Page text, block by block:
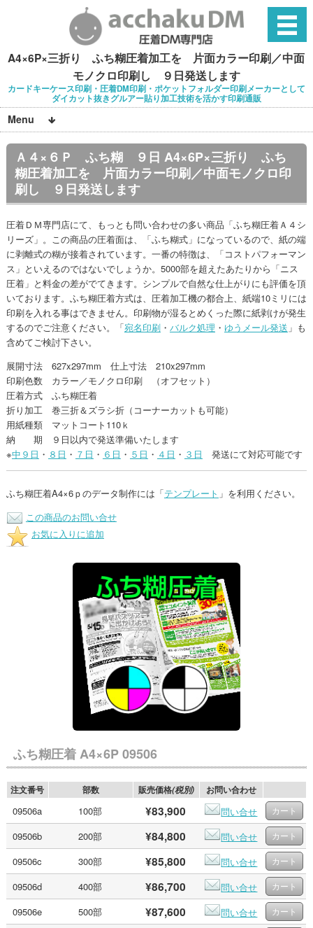
A4×6P×三折り ふち糊圧着加工を 片面カラー印刷／中面
モノクロ印刷し ９日発送します
カードキーケース印刷・圧着DM印刷・ポケットフォルダー印刷メーカーとして
ダイカット抜きグルアー貼り加工技術を活かす印刷通販
Menu
Ａ４×６Ｐ ふち糊 ９日 A4×6P×三折り ふち
糊圧着加工を 片面カラー印刷／中面モノクロ印
刷し ９日発送します
圧着ＤＭ専門店にて、もっとも問い合わせの多い商品「ふち糊圧着Ａ４シ
リーズ」。この商品の圧着面は、「ふち糊式」になっているので、紙の端
に剥離式の糊が接着されています。一番の特徴は、「コストパフォーマン
ス」といえるのではないでしょうか。5000部を超えたあたりから「ニス
圧着」と料金の差がでてきます。シンプルで自然な仕上がりにも評価を頂
いております。ふち糊圧着方式は、圧着加工機の都合上、紙端10ミリには
印刷を入れる事はできません。印刷物が湿るとめくった際に紙剥けが発生
するのでご注意ください。「宛名印刷・ バルク処理 ・ ゆうメール発送 」も
含めてご検討下さい。
展開寸法 627x297mm 仕上寸法 210x297mm
印刷色数 カラー／モノクロ印刷 （オフセット）
圧着方式 ふち糊圧着
折り加工 巻三折＆ズラシ折（コーナーカットも可能）
用紙種類 マットコート110ｋ
納 期 ９日以内で発送準備いたします
※中９日 ・ ８日 ・ ７日 ・ ６日 ・ ５日 ・ ４日 ・ ３日 発送にて対応可能です
ふち糊圧着A4×6ｐのデータ制作には「テンプレート 」を利用ください。
この商品のお問い合せ
お気に入りに追加
ふち糊圧着 A4×6P 09506
注文番号 部数 販売価格(税別) お問い合わせ
09506a 100部 ¥83,900
問い合せ
09506b
200部 ¥84,800
問い合せ
09506c
300部 ¥85,800
問い合せ
09506d
400部 ¥86,700
問い合せ
09506e
500部 ¥87,600
問い合せ